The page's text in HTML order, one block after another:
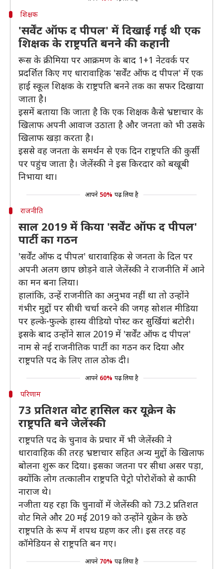
शिक्षक
'सर्वेंट ऑफ द पीपल' में दिखाई गई थी एक
शिक्षक के राष्ट्रपति बनने की कहानी
रूस के क्रीमिया पर आक्रमण के बाद 1+1 नेटवर्क पर
प्रदर्शित किए गए धारावाहिक 'सर्वेंट ऑफ द पीपल' में एक
हाई स्कूल शिक्षक के राष्ट्रपति बनने तक का सफर दिखाया
जाता है।
इसमें बताया कि जाता है कि एक शिक्षक कैसे भ्रष्टाचार के
खिलाफ अपनी आवाज उठाता है और जनता को भी उसके
खिलाफ खड़ा करता है।
इससे वह जनता के समर्थन से एक दिन राष्ट्रपति की कुर्सी
पर पहुंच जाता है। जेलेंस्की ने इस किरदार को बखूबी
निभाया था।
आपने 50% पढ़ लिया है
राजनीति
साल 2019 में किया 'सर्वेंट ऑफ द पीपल'
पार्टी का गठन
'सर्वेंट ऑफ द पीपल' धारावाहिक से जनता के दिल पर
अपनी अलग छाप छोड़ने वाले जेलेंस्की ने राजनीति में आने
का मन बना लिया।
हालांकि, उन्हें राजनीति का अनुभव नहीं था तो उन्होंने
गंभीर मुद्दों पर सीधी चर्चा करने की जगह सोशल मीडिया
पर हल्के-फुल्के हास्य वीडियो पोस्ट कर सुर्खियां बटोरी।
इसके बाद उन्होंने साल 2019 में 'सर्वेंट ऑफ द पीपल'
नाम से नई राजनीतिक पार्टी का गठन कर दिया और
राष्ट्रपति पद के लिए ताल ठोक दी।
आपने 60% पढ़ लिया है
परिणाम
73 प्रतिशत वोट हासिल कर यूक्रेन के
राष्ट्रपति बने जेलेंस्की
राष्ट्रपति पद के चुनाव के प्रचार में भी जेलेंस्की ने
धारावाहिक की तरह भ्रष्टाचार सहित अन्य मुद्दों के खिलाफ
बोलना शुरू कर दिया। इसका जतना पर सीधा असर पड़ा,
क्योंकि लोग तत्कालीन राष्ट्रपति पेट्रो पोरोशेंको से काफी
नाराज थे।
नजीता यह रहा कि चुनावों में जेलेंस्की को 73.2 प्रतिशत
वोट मिले और 20 मई 2019 को उन्होंने यूक्रेन के छठे
राष्ट्रपति के रूप में शपथ ग्रहण कर ली। इस तरह वह
कॉमेडियन से राष्ट्रपति बन गए।
आपने 70% पढ़ लिया है